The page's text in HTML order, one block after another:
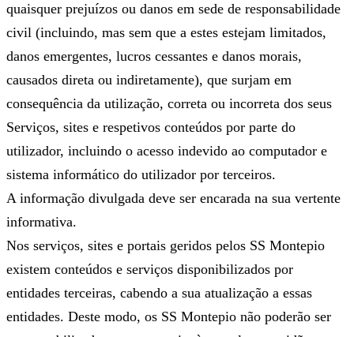
quaisquer prejuízos ou danos em sede de responsabilidade
civil (incluindo, mas sem que a estes estejam limitados,
danos emergentes, lucros cessantes e danos morais,
causados direta ou indiretamente), que surjam em
consequência da utilização, correta ou incorreta dos seus
Serviços, sites e respetivos conteúdos por parte do
utilizador, incluindo o acesso indevido ao computador e
sistema informático do utilizador por terceiros.
A informação divulgada deve ser encarada na sua vertente
informativa.
Nos serviços, sites e portais geridos pelos SS Montepio
existem conteúdos e serviços disponibilizados por
entidades terceiras, cabendo a sua atualização a essas
entidades. Deste modo, os SS Montepio não poderão ser